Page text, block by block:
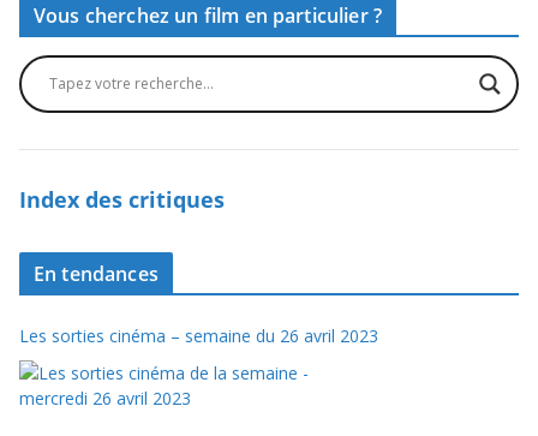
Vous cherchez un film en particulier ?
Index des critiques
En tendances
Les sorties cinéma – semaine du 26 avril 2023